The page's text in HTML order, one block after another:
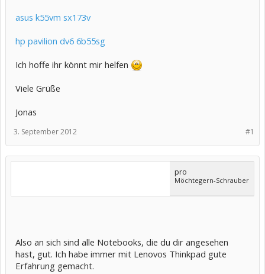
asus k55vm sx173v
hp pavilion dv6 6b55sg
Ich hoffe ihr könnt mir helfen
Viele Grüße
Jonas
#1
3. September 2012
pro
Möchtegern-Schrauber
Also an sich sind alle Notebooks, die du dir angesehen
hast, gut. Ich habe immer mit Lenovos Thinkpad gute
Erfahrung gemacht.